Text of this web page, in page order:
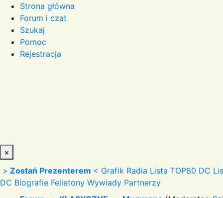
Strona główna
Forum i czat
Szukaj
Pomoc
Rejestracja
×
> Zostań Prezenterem < Grafik Radia Lista TOP80 DC
DC Biografie Felietony Wywiady Partnerzy